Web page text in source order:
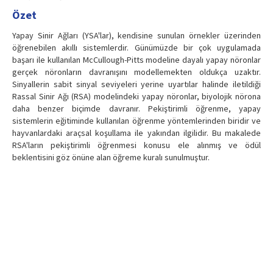
Özet
Yapay Sinir Ağları (YSA'lar), kendisine sunulan örnekler üzerinden
öğrenebilen akıllı sistemlerdir. Günümüzde bir çok uygulamada
başarı ile kullanılan McCullough-Pitts modeline dayalı yapay nöronlar
gerçek nöronların davranışını modellemekten oldukça uzaktır.
Sinyallerin sabit sinyal seviyeleri yerine uyartılar halinde iletildiği
Rassal Sinir Ağı (RSA) modelindeki yapay nöronlar, biyolojik nörona
daha benzer biçimde davranır. Pekiştirimli öğrenme, yapay
sistemlerin eğitiminde kullanılan öğrenme yöntemlerinden biridir ve
hayvanlardaki araçsal koşullama ile yakından ilgilidir. Bu makalede
RSA'ların pekiştirimli öğrenmesi konusu ele alınmış ve ödül
beklentisini göz önüne alan öğreme kuralı sunulmuştur.